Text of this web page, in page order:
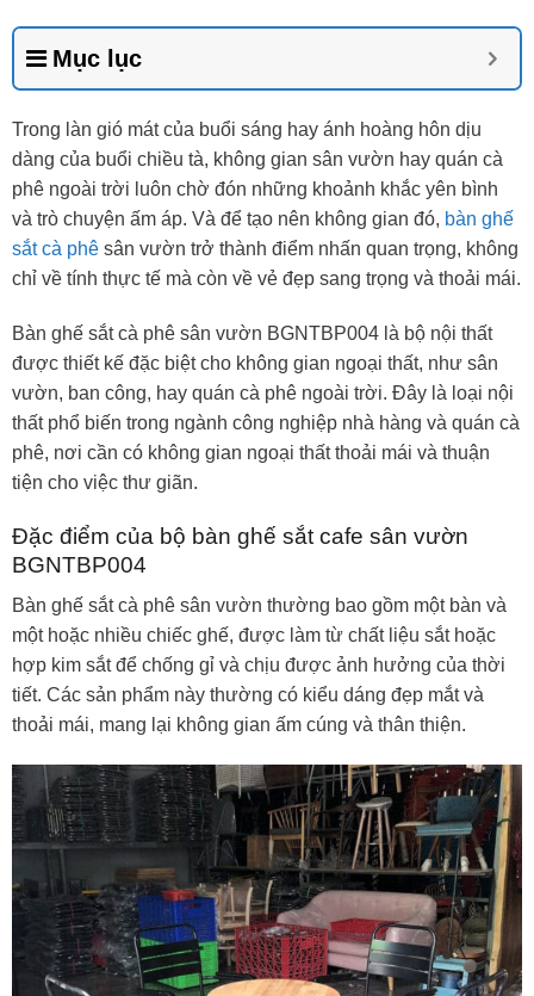
Mục lục
Trong làn gió mát của buổi sáng hay ánh hoàng hôn dịu
dàng của buổi chiều tà, không gian sân vườn hay quán cà
phê ngoài trời luôn chờ đón những khoảnh khắc yên bình
và trò chuyện ấm áp. Và để tạo nên không gian đó, bàn ghế
sắt cà phê sân vườn trở thành điểm nhấn quan trọng, không
chỉ về tính thực tế mà còn về vẻ đẹp sang trọng và thoải mái.
Bàn ghế sắt cà phê sân vườn BGNTBP004 là bộ nội thất
được thiết kế đặc biệt cho không gian ngoại thất, như sân
vườn, ban công, hay quán cà phê ngoài trời. Đây là loại nội
thất phổ biến trong ngành công nghiệp nhà hàng và quán cà
phê, nơi cần có không gian ngoại thất thoải mái và thuận
tiện cho việc thư giãn.
Đặc điểm của bộ bàn ghế sắt cafe sân vườn
BGNTBP004
Bàn ghế sắt cà phê sân vườn thường bao gồm một bàn và
một hoặc nhiều chiếc ghế, được làm từ chất liệu sắt hoặc
hợp kim sắt để chống gỉ và chịu được ảnh hưởng của thời
tiết. Các sản phẩm này thường có kiểu dáng đẹp mắt và
thoải mái, mang lại không gian ấm cúng và thân thiện.